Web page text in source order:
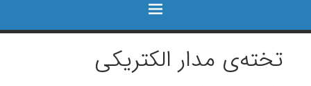
تخته‌ی مدار الکتریکی